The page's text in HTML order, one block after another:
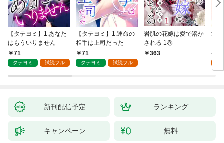
【タテヨミ】1.あなた
はもういりません
71
タテヨミ 試読フル
【タテヨミ】1.運命の
相手は上司だった
71
タテヨミ 試読フル
岩肌の花嫁は愛で溶か
される 1巻
363
愛
新刊配信予定 ランキング
キャンペーン 無料